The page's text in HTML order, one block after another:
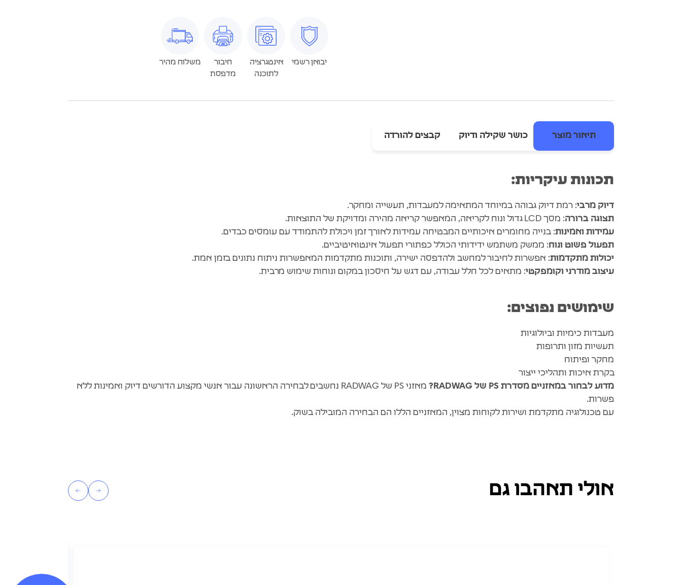
יבואן רשמי
אינטגרציה
לתוכנה
חיבור
מדפסת
משלוח מהיר
תיאור מוצר כושר שקילה ודיוק קבצים להורדה
תכונות עיקריות:
דיוק מרבי: רמת דיוק גבוהה במיוחד המתאימה למעבדות, תעשייה ומחקר.
תצוגה ברורה: מסך LCD גדול ונוח לקריאה, המאפשר קריאה מהירה ומדויקת של התוצאות.
עמידות ואמינות: בנייה מחומרים איכותיים המבטיחה עמידות לאורך זמן ויכולת להתמודד עם עומסים כבדים.
תפעול פשוט ונוח: ממשק משתמש ידידותי הכולל כפתורי תפעול אינטואיטיביים.
יכולות מתקדמות: אפשרות לחיבור למחשב ולהדפסה ישירה, ותוכנות מתקדמות המאפשרות ניתוח נתונים בזמן אמת.
עיצוב מודרני וקומפקטי: מתאים לכל חלל עבודה, עם דגש על חיסכון במקום ונוחות שימוש מרבית.
שימושים נפוצים:
מעבדות כימיות וביולוגיות
תעשיות מזון ותרופות
מחקר ופיתוח
בקרת איכות ותהליכי ייצור
מדוע לבחור במאזניים מסדרת PS של RADWAG?
מאזני PS של RADWAG נחשבים לבחירה הראשונה עבור אנשי מקצוע הדורשים דיוק ואמינות ללא
פשרות.
עם טכנולוגיה מתקדמת ושירות לקוחות מצוין, המאזניים הללו הם הבחירה המובילה בשוק.
אולי תאהבו גם